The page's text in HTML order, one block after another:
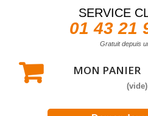
SERVICE
01 43 21
Gratuit depuis
MON PANIER
(vide)